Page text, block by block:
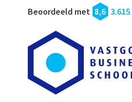
Beoordeeld met 8,6